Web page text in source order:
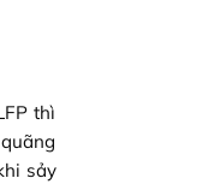
thì
sảy